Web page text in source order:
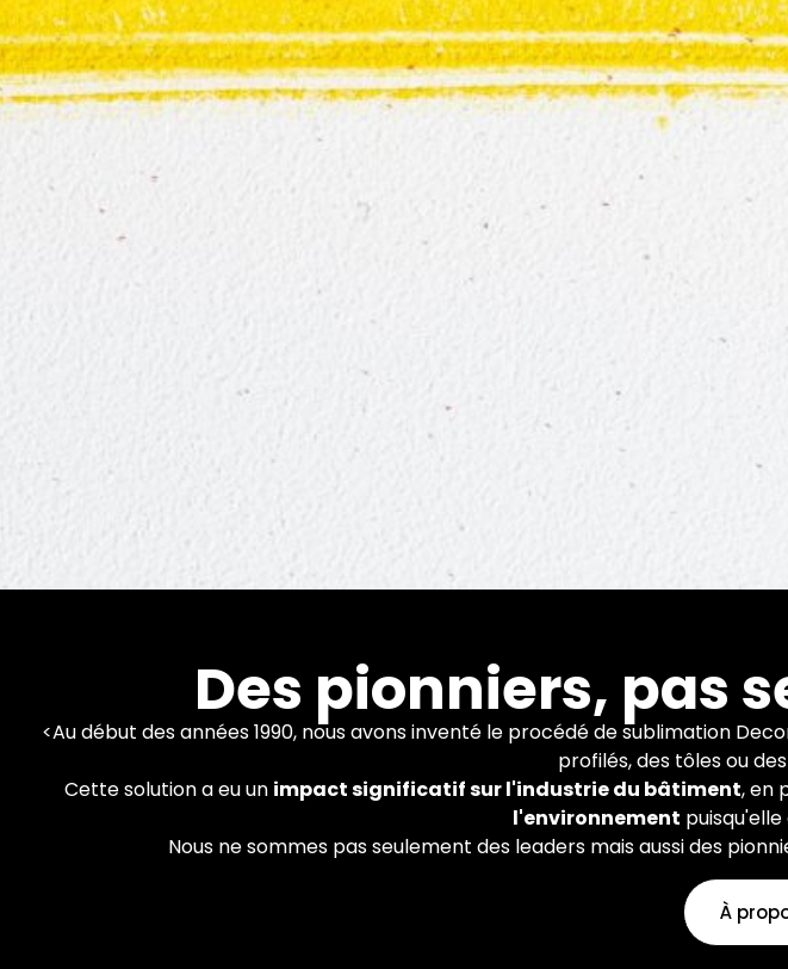
Technologie et systèmes
produits en
En
Des pionniers, pas
<Au début des années 1990, nous avons inventé le procédé de sublimation
profilés, des tôles ou
Cette solution a eu un impact significatif sur l'industrie du bâtiment, en
l'environnement
Nous ne sommes pas seulement des leaders mais aussi des
À